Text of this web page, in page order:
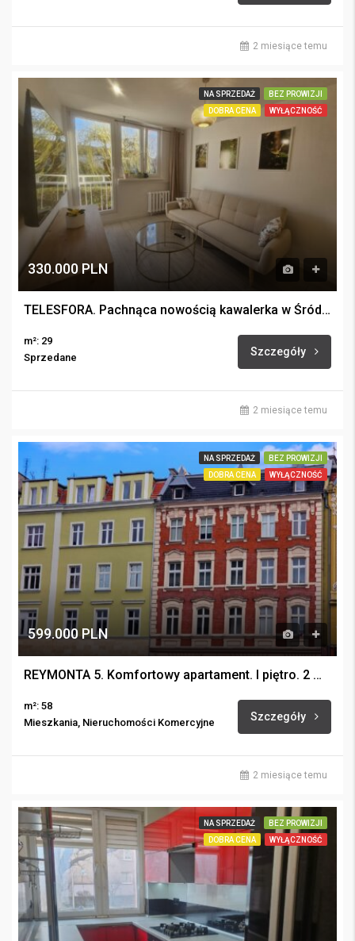
2 miesiące temu
NA SPRZEDAŻ
BEZ PROWIZJI
DOBRA CENA
WYŁĄCZNOŚĆ
330.000 PLN
TELESFORA. Pachnąca nowością kawalerka w Śródmieściu.
m²: 29
Sprzedane
Szczegóły
2 miesiące temu
NA SPRZEDAŻ
BEZ PROWIZJI
DOBRA CENA
WYŁĄCZNOŚĆ
599.000 PLN
REYMONTA 5. Komfortowy apartament. I piętro. 2 miejsca postojowe.
m²: 58
Mieszkania, Nieruchomości Komercyjne
Szczegóły
2 miesiące temu
NA SPRZEDAŻ
BEZ PROWIZJI
DOBRA CENA
WYŁĄCZNOŚĆ